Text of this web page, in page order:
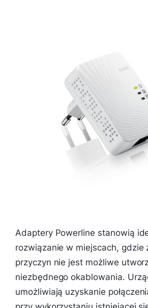
Adaptery Powerline stanowią
rozwiązanie w miejscach, gdzie
przyczyn nie jest możliwe
niezbędnego okablowania.
umożliwiają uzyskanie